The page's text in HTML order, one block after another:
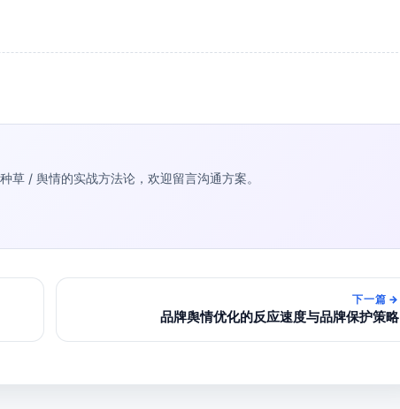
草 / 舆情的实战方法论，欢迎留言沟通方案。
下一篇 →
品牌舆情优化的反应速度与品牌保护策略